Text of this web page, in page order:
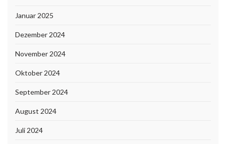
Januar 2025
Dezember 2024
November 2024
Oktober 2024
September 2024
August 2024
Juli 2024